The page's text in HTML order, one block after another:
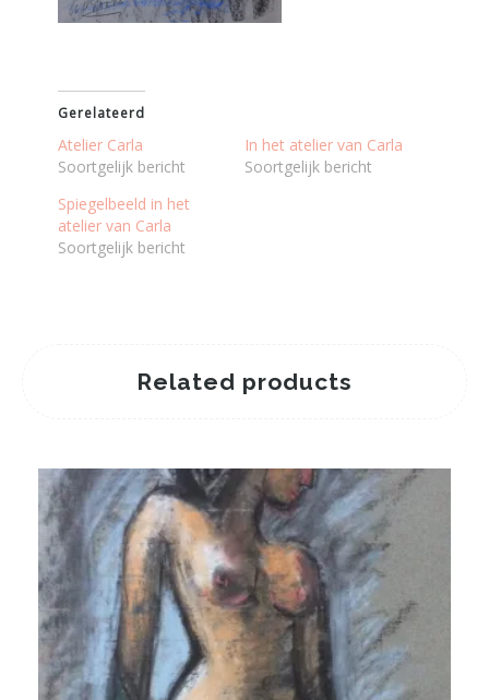
Gerelateerd
Atelier Carla
Soortgelijk bericht
In het atelier van Carla
Soortgelijk bericht
Spiegelbeeld in het
atelier van Carla
Soortgelijk bericht
Related products